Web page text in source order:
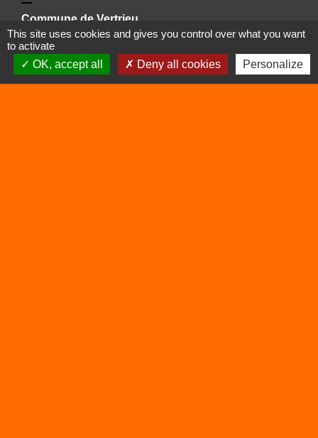
Commune de Vertrieu
1 place de la Mairie
38390 Vertrieu - FRANCE
+33 4 74 90 61 68
This site uses cookies and gives you control over what you want
to activate
OK, accept all
Deny all cookies Personalize